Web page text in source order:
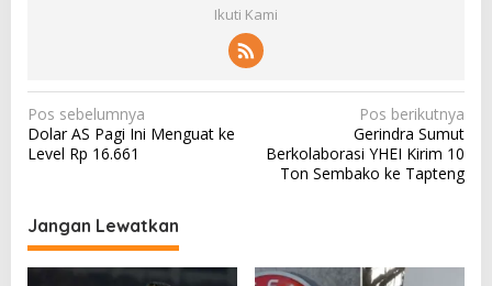
Ikuti Kami
N
a
g
a
Pos sebelumnya
Dolar AS Pagi Ini Menguat ke
Level Rp 16.661
Pos berikutnya
Gerindra Sumut
Berkolaborasi YHEI Kirim 10
Ton Sembako ke Tapteng
Jangan Lewatkan